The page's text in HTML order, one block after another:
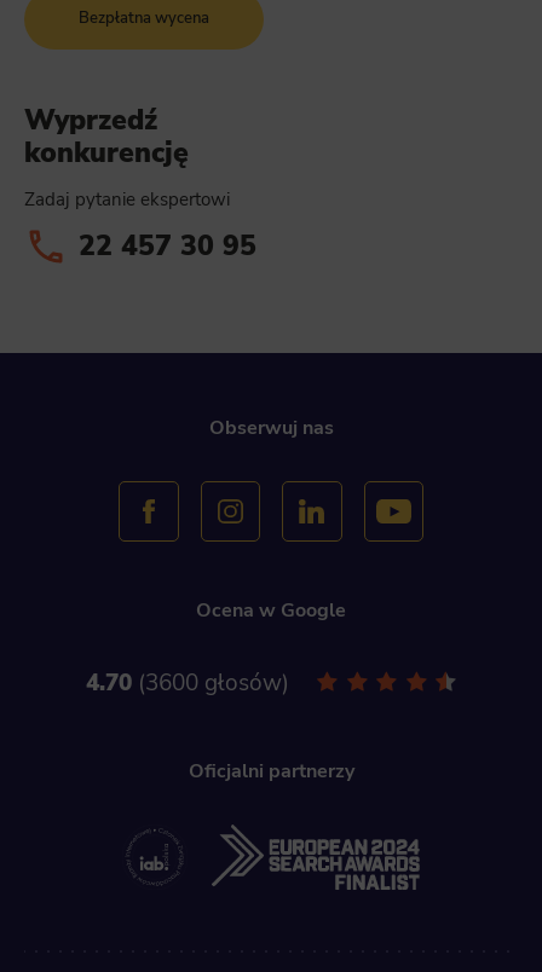
Bezpłatna wycena
Wyprzedź
konkurencję
Zadaj pytanie ekspertowi
22 457 30 95
Obserwuj nas
Ocena w Google
4.70 3600 głosów
Oficjalni partnerzy